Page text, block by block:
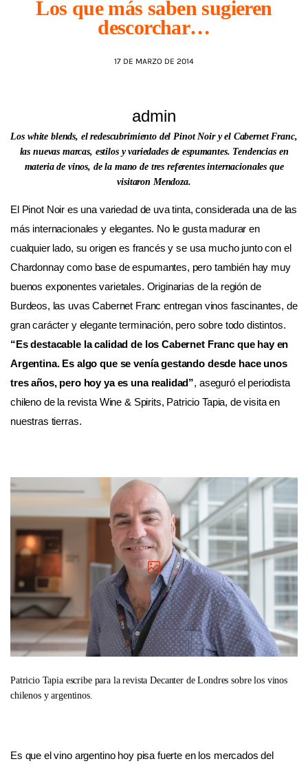
AGENDA
Los que más saben sugieren
descorchar…
17 DE MARZO DE 2014
admin
Los white blends, el redescubrimiento del Pinot Noir y el Cabernet Franc,
las nuevas marcas, estilos y variedades de espumantes. Tendencias en
materia de vinos, de la mano de tres referentes internacionales que
visitaron Mendoza.
El Pinot Noir es una variedad de uva tinta, considerada una de las
más internacionales y elegantes. No le gusta madurar en
cualquier lado, su origen es francés y se usa mucho junto con el
Chardonnay como base de espumantes, pero también hay muy
buenos exponentes varietales. Originarias de la región de
Burdeos, las uvas Cabernet Franc entregan vinos fascinantes, de
gran carácter y elegante terminación, pero sobre todo distintos.
“Es destacable la calidad de los Cabernet Franc que hay en
Argentina. Es algo que se venía gestando desde hace unos
tres años, pero hoy ya es una realidad”, aseguró el periodista
chileno de la revista Wine & Spirits, Patricio Tapia, de visita en
nuestras tierras.
Patricio Tapia escribe para la revista Decanter de Londres sobre los vinos
chilenos y argentinos.
Es que el vino argentino hoy pisa fuerte en los mercados del